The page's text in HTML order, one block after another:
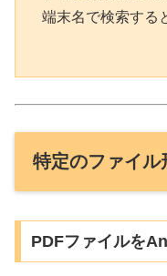
端末名で検索する
特定のファイル
PDFファイルを